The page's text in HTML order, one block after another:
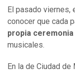
El pasado viernes,
conocer que cada
propia
musicales.
En la de Ciudad